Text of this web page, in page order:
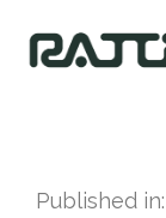
Published in: